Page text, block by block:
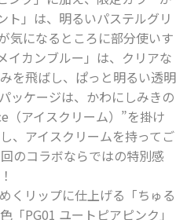
ト」は、明るいパステルグリ
気になるところに部分使いす
イカンブルー」は、クリアな
を⾶ばし、ぱっと明るい透明
ッケージは、かわにしみきの
（アイスクリーム）”を掛け
、アイスクリームを持ってご
のコラボならではの特別感
くリップに仕上げる「ちゅる
「PG01 ユートピアピンク」